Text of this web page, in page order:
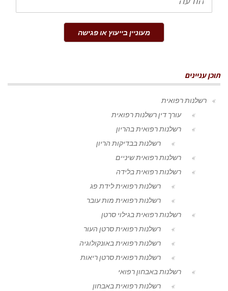
מעוניין בייעוץ או פגישה
תוכן עניינים
רשלנות רפואית
עורך דין רשלנות רפואית
רשלנות רפואית בהריון
רשלנות בבדיקות הריון
רשלנות רפואית שיניים
רשלנות רפואית בלידה
רשלנות רפואית לידת פג
רשלנות רפואית מות עובר
רשלנות רפואית בגילוי סרטן
רשלנות רפואית סרטן העור
רשלנות רפואית באונקולוגיה
רשלנות רפואית סרטן ריאות
רשלנות באבחון רפואי
רשלנות רפואית באבחון